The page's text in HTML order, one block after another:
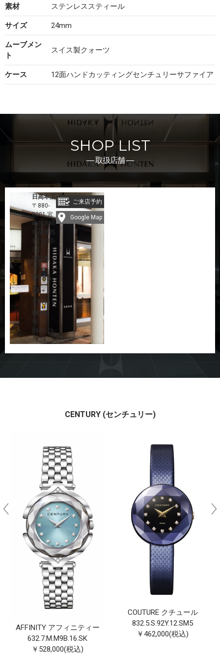
素材 ステンレススティール
サイズ 24mm
ムーブメン
ト
スイス製クォーツ
ケース 12面ハンドカッティングセンチュリーサファイア
SHOP LIST
― 取扱店舗 ―
日髙本店
〒880-
0001 宮
崎県宮崎
市橘通西
3丁目10-
24
電話番
号：
0985-
26-
1101
FAX番
号：
0985-26-
1024
ご来店予約
Google Map
CENTURY (センチュリー)
AFFINITY アフィニティー
632.7.M.M9B.16.SK
￥528,000(税込)
COUTURE クチュール
832.5.S.92Y.12.SM5
￥462,000(税込)